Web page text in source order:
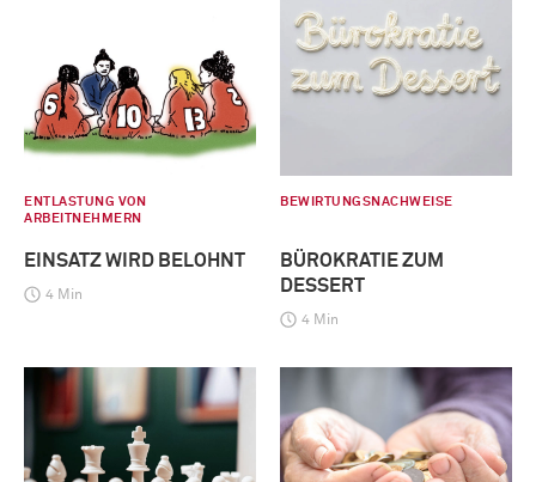
ENTLASTUNG VON
ARBEITNEHMERN
EINSATZ WIRD BELOHNT
4 Min
BEWIRTUNGSNACHWEISE
BÜROKRATIE ZUM
DESSERT
4 Min